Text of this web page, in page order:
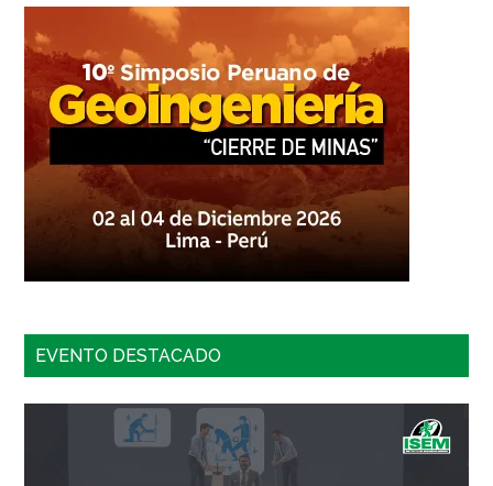
EVENTO DESTACADO